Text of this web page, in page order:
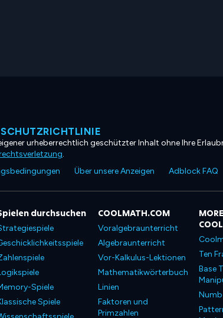
urheberrechtlich geschützter Inhalt ohne Ihre
.
Über unsere Anzeigen Adblock FAQ
durchsuchen
Spiele
Spiele
COOLMATH.COM
Voralgebraunterricht
Algebraunterricht
Vor-Kalkulus-Lektionen
Mathematikwörterbuch
Linien
Faktoren und
Primzahlen
Ten
Base